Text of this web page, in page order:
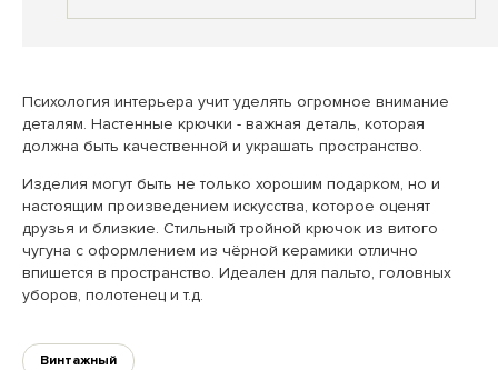
Психология интерьера учит уделять огромное внимание
деталям. Настенные крючки - важная деталь, которая
должна быть качественной и украшать пространство.
Изделия могут быть не только хорошим подарком, но и
настоящим произведением искусства, которое оценят
друзья и близкие. Стильный тройной крючок из витого
чугуна с оформлением из чёрной керамики отлично
впишется в пространство. Идеален для пальто, головных
уборов, полотенец и т.д.
Винтажный